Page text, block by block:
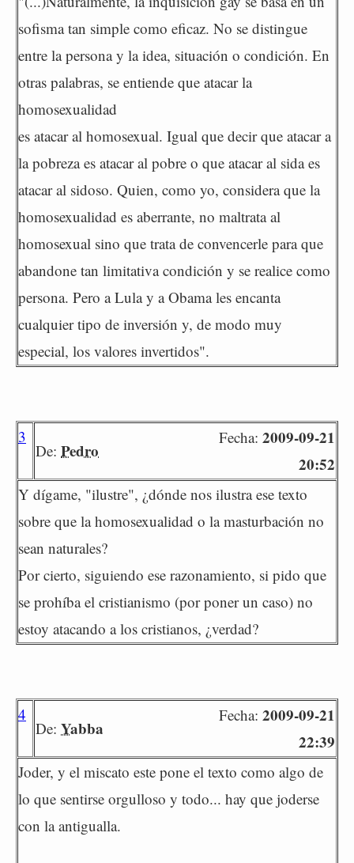
sofisma tan simple como eficaz. No se distingue
entre la persona y la idea, situación o condición. En
otras palabras, se entiende que atacar la
homosexualidad
es atacar al homosexual. Igual que decir que atacar a
la pobreza es atacar al pobre o que atacar al sida es
atacar al sidoso. Quien, como yo, considera que la
homosexualidad es aberrante, no maltrata al
homosexual sino que trata de convencerle para que
abandone tan limitativa condición y se realice como
persona. Pero a Lula y a Obama les encanta
cualquier tipo de inversión y, de modo muy
especial, los valores invertidos".
3
De: Pedro
Fecha: 2009-09-21
20:52
Y dígame, "ilustre", ¿dónde nos ilustra ese texto
sobre que la homosexualidad o la masturbación no
sean naturales?
Por cierto, siguiendo ese razonamiento, si pido que
se prohíba el cristianismo (por poner un caso) no
estoy atacando a los cristianos, ¿verdad?
4
De: Yabba
Fecha: 2009-09-21
22:39
Joder, y el miscato este pone el texto como algo de
lo que sentirse orgulloso y todo... hay que joderse
con la antigualla.